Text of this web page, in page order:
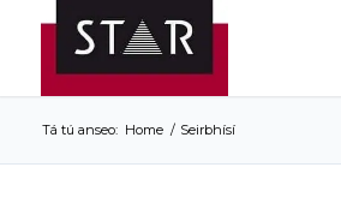
Tá tú anseo: Home / Seirbhísí